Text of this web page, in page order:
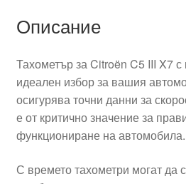
Описание
Тахометър за Citroën C5 III X7
идеален избор за вашия
осигурява точни данни за
е от критично значение за
функциониране на автомобила.
С времето тахометри могат да